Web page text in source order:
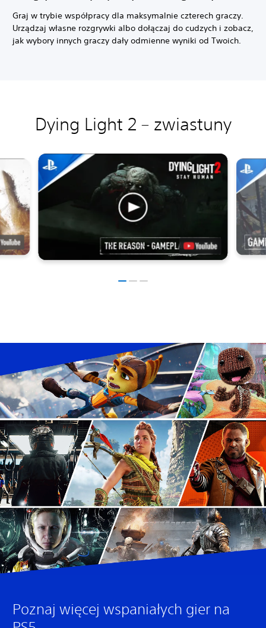
Graj w trybie współpracy dla maksymalnie czterech graczy.
Urządzaj własne rozgrywki albo dołączaj do cudzych i zobacz,
jak wybory innych graczy dały odmienne wyniki od Twoich.
Dying Light 2 – zwiastuny
Poznaj więcej wspaniałych gier na